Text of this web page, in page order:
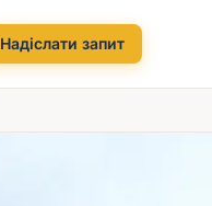
Надіслати запит